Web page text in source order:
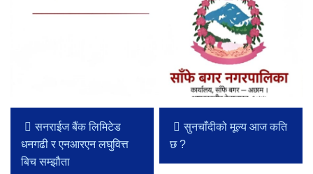
सनराईज बैंक लिमिटेड
धनगढी र एनआरएन लघुवित्त
बिच सम्झौता
सुनचाँदीको मूल्य आज कति
छ ?